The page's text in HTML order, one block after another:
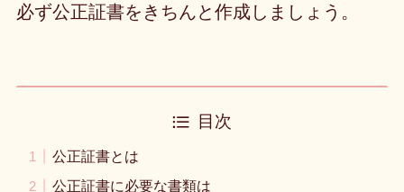
必ず公正証書をきちんと作成しましょう。
目次
公正証書とは
公正証書に必要な書類は